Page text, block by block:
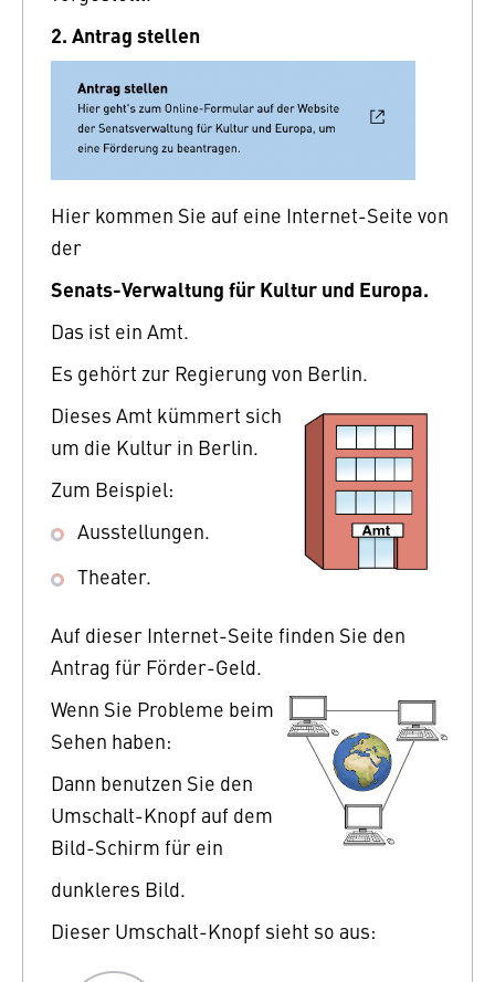
2. Antrag stellen
Hier kommen Sie auf eine Internet-Seite von
der
Senats-Verwaltung für Kultur und Europa.
Das ist ein Amt.
Es gehört zur Regierung von Berlin.
Dieses Amt kümmert sich
um die Kultur in Berlin.
Zum Beispiel:
Ausstellungen.
Theater.
Auf dieser Internet-Seite finden Sie den
Antrag für Förder-Geld.
Wenn Sie Probleme beim
Sehen haben:
Dann benutzen Sie den
Umschalt-Knopf auf dem
Bild-Schirm für ein
dunkleres Bild.
Dieser Umschalt-Knopf sieht so aus: